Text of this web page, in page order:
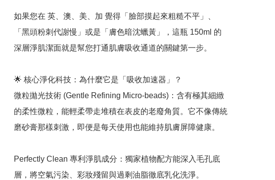
如果您在 英、澳、美、加 覺得「臉部摸起來粗糙不平」、
「黑頭粉刺代謝慢」或是「膚色暗沈蠟黃」，這瓶 150ml 的
深層淨肌潔面就是幫您打通肌膚吸收通道的關鍵第一步。
🌟 核心淨化科技：為什麼它是「吸收加速器」？
微粒拋光技術 (Gentle Refining Micro-beads)：含有極其細緻
的柔性微粒，能輕柔帶走堆積在表皮的老廢角質。它不像傳統
磨砂膏那樣刺激，即便是每天使用也能維持肌膚屏障健康。
Perfectly Clean 專利淨肌成分：獨家植物配方能深入毛孔底
層，將空氣污染、彩妝殘留與過剩油脂徹底乳化洗淨。